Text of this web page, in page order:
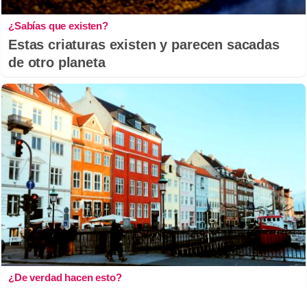
¿Sabías que existen?
Estas criaturas existen y parecen sacadas
de otro planeta
¿De verdad hacen esto?